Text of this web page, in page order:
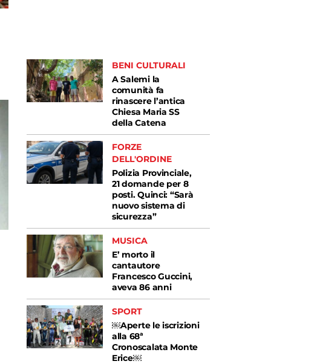
BENI CULTURALI
A Salemi la
comunità fa
rinascere l’antica
Chiesa Maria SS
della Catena
FORZE
DELL'ORDINE
Polizia Provinciale,
21 domande per 8
posti. Quinci: “Sarà
nuovo sistema di
sicurezza”
MUSICA
E’ morto il
cantautore
Francesco Guccini,
aveva 86 anni
SPORT
￼Aperte le iscrizioni
alla 68ª
Cronoscalata Monte
Erice￼